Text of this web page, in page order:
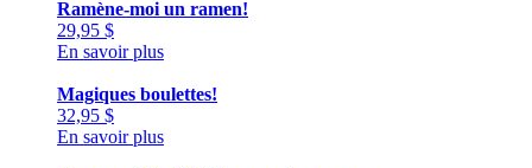
Ramène-moi un ramen!
29,95 $
En savoir plus
Magiques boulettes!
32,95 $
En savoir plus